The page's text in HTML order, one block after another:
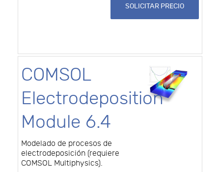
SOLICITAR PRECIO
COMSOL
Electrodeposition
Module 6.4
Modelado de procesos de
electrodeposición (requiere
COMSOL Multiphysics).